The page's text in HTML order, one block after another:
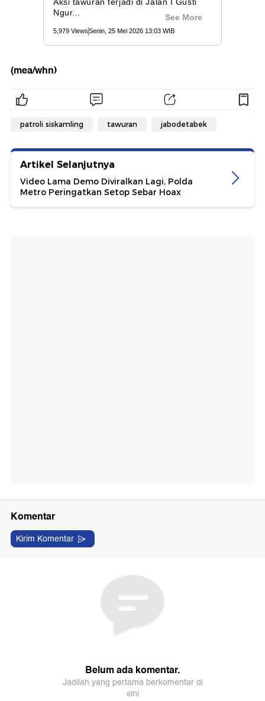
(mea/whn)
patroli siskamling tawuran jabodetabek
Artikel Selanjutnya
Video Lama Demo Diviralkan Lagi, Polda
Metro Peringatkan Setop Sebar Hoax